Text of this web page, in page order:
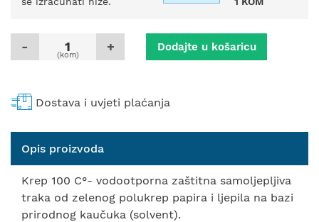
- +
(kom)
Dodajte u košaricu
Dostava i uvjeti plaćanja
Opis proizvoda
Krep 100 C°- vodootporna zaštitna samoljepljiva
traka od zelenog polukrep papira i ljepila na bazi
prirodnog kaučuka (solvent).